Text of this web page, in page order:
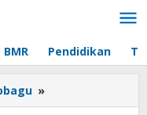
BMR Pendidikan
»
Milyar